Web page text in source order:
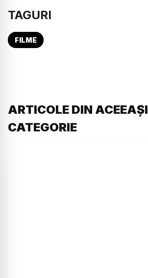
TAGURI
FILME
ARTICOLE DIN ACEEAȘI
CATEGORIE